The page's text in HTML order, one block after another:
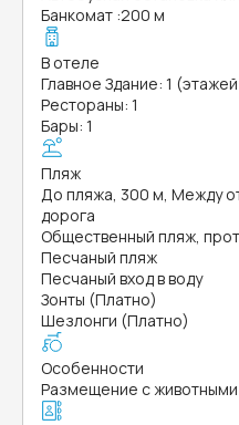
Банкомат :200 м
В отеле
Главное Здание: 1
Рестораны: 1
Бары: 1
Пляж
До пляжа, 300 м, Между
дорога
Общественный пляж,
Песчаный пляж
Песчаный вход в воду
Зонты (Платно)
Шезлонги (Платно)
Особенности
Размещение с